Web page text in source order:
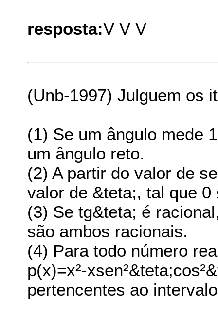
resposta:V V V
(Unb-1997) Julguem os
(1) Se um ângulo mede
um ângulo reto.
(2) A partir do valor de
valor de &teta;, tal que 0
(3) Se tg&teta; é
são ambos racionais.
(4) Para todo número
p(x)=x²-
pertencentes ao